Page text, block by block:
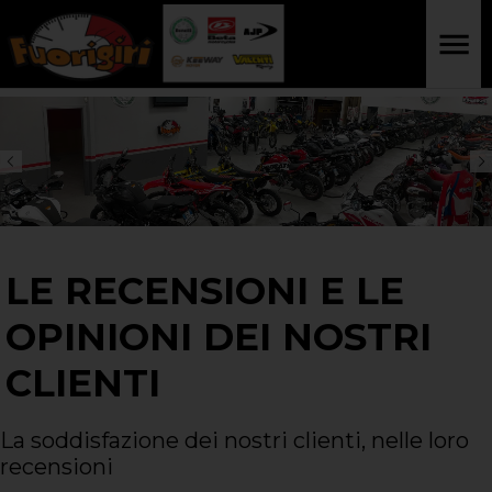
LE RECENSIONI E LE
OPINIONI DEI NOSTRI
CLIENTI
La soddisfazione dei nostri clienti, nelle loro
recensioni